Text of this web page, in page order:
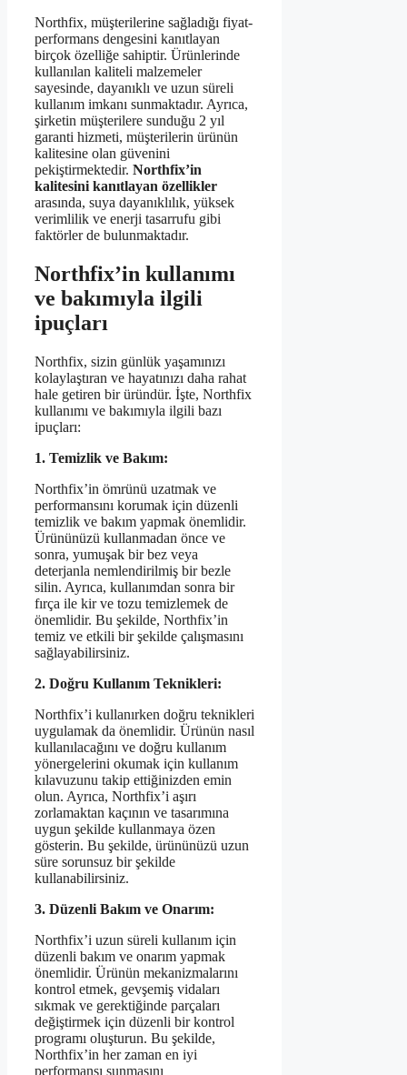
Northfix, müşterilerine sağladığı fiyat-
performans dengesini kanıtlayan
birçok özelliğe sahiptir. Ürünlerinde
kullanılan kaliteli malzemeler
sayesinde, dayanıklı ve uzun süreli
kullanım imkanı sunmaktadır. Ayrıca,
şirketin müşterilere sunduğu 2 yıl
garanti hizmeti, müşterilerin ürünün
kalitesine olan güvenini
pekiştirmektedir. Northfix’in
kalitesini kanıtlayan özellikler
arasında, suya dayanıklılık, yüksek
verimlilik ve enerji tasarrufu gibi
faktörler de bulunmaktadır.
Northfix’in kullanımı
ve bakımıyla ilgili
ipuçları
Northfix, sizin günlük yaşamınızı
kolaylaştıran ve hayatınızı daha rahat
hale getiren bir üründür. İşte, Northfix
kullanımı ve bakımıyla ilgili bazı
ipuçları:
1. Temizlik ve Bakım:
Northfix’in ömrünü uzatmak ve
performansını korumak için düzenli
temizlik ve bakım yapmak önemlidir.
Ürününüzü kullanmadan önce ve
sonra, yumuşak bir bez veya
deterjanla nemlendirilmiş bir bezle
silin. Ayrıca, kullanımdan sonra bir
fırça ile kir ve tozu temizlemek de
önemlidir. Bu şekilde, Northfix’in
temiz ve etkili bir şekilde çalışmasını
sağlayabilirsiniz.
2. Doğru Kullanım Teknikleri:
Northfix’i kullanırken doğru teknikleri
uygulamak da önemlidir. Ürünün nasıl
kullanılacağını ve doğru kullanım
yönergelerini okumak için kullanım
kılavuzunu takip ettiğinizden emin
olun. Ayrıca, Northfix’i aşırı
zorlamaktan kaçının ve tasarımına
uygun şekilde kullanmaya özen
gösterin. Bu şekilde, ürününüzü uzun
süre sorunsuz bir şekilde
kullanabilirsiniz.
3. Düzenli Bakım ve Onarım:
Northfix’i uzun süreli kullanım için
düzenli bakım ve onarım yapmak
önemlidir. Ürünün mekanizmalarını
kontrol etmek, gevşemiş vidaları
sıkmak ve gerektiğinde parçaları
değiştirmek için düzenli bir kontrol
programı oluşturun. Bu şekilde,
Northfix’in her zaman en iyi
performansı sunmasını